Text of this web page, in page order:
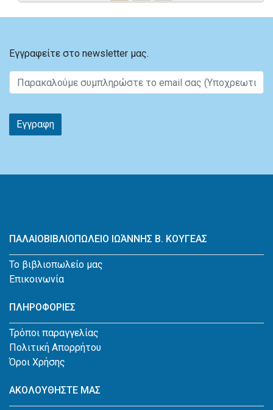
Εγγραφείτε στο newsletter μας.
Εγγραφη
ΠΑΛΑΙΟΒΙΒΛΙΟΠΩΛΕΙΟ ΙΩΆΝΝΗΣ Β. ΚΟΥΓΕΑΣ
Το βιβλιοπωλείο μας
Επικοινωνία
ΠΛΗΡΟΦΟΡΙΕΣ
Τρόποι παραγγελίας
Πολιτική Απορρήτου
Όροι Χρήσης
ΑΚΟΛΟΥΘΗΣΤΕ ΜΑΣ